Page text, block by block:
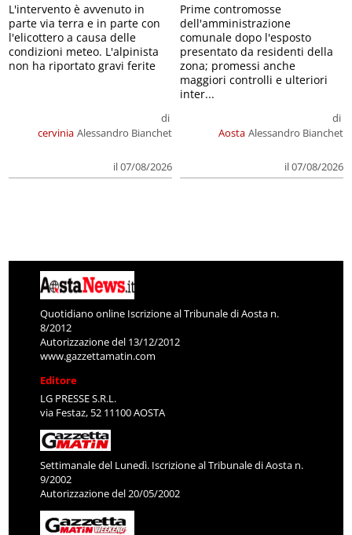
cervinia
di
Alessandro Bianchet
il 07/08/2026
L'intervento è avvenuto in
parte via terra e in parte con
l'elicottero a causa delle
condizioni meteo. L'alpinista
non ha riportato gravi ferite
Aosta
di
Alessandro Bianchet
il 07/08/2026
Prime contromosse
dell'amministrazione
comunale dopo l'esposto
presentato da residenti della
zona; promessi anche
maggiori controlli e ulteriori
inter...
Quotidiano online Iscrizione al Tribunale di Aosta n.
8/2012
Autorizzazione del 13/12/2012
www.gazzettamatin.com
Editore
LG PRESSE S.R.L.
via Festaz, 52 11100 AOSTA
Settimanale del Lunedì. Iscrizione al Tribunale di Aosta n.
9/2002
Autorizzazione del 20/05/2002